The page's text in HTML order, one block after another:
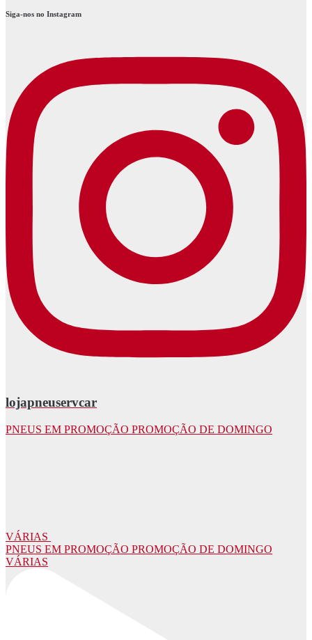
Siga-nos no Instagram
lojapneuservcar
PNEUS EM PROMOÇÃO PROMOÇÃO DE DOMINGO
VÁRIAS
PNEUS EM PROMOÇÃO PROMOÇÃO DE DOMINGO
VÁRIAS